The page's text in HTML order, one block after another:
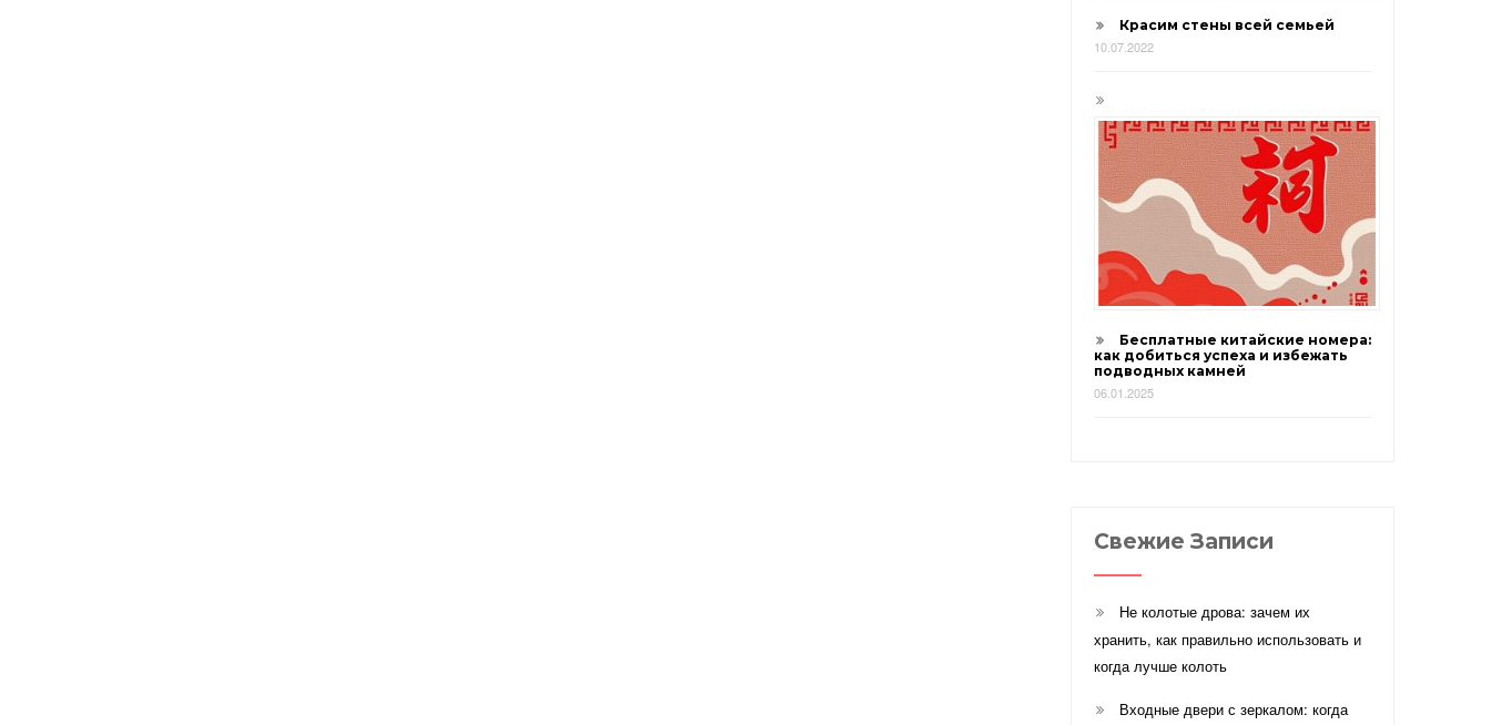
Красим стены всей семьей
10.07.2022
Бесплатные китайские номера:
как добиться успеха и избежать
подводных камней
06.01.2025
Свежие Записи
Не колотые дрова: зачем их
хранить, как правильно использовать и
когда лучше колоть
Входные двери с зеркалом: когда